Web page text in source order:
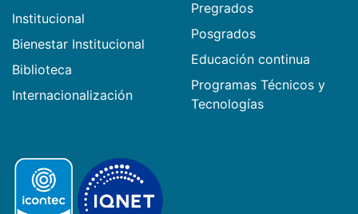
Institucional
Bienestar Institucional
Biblioteca
Internacionalización
Pregrados
Posgrados
Educación continua
Programas Técnicos y
Tecnologías